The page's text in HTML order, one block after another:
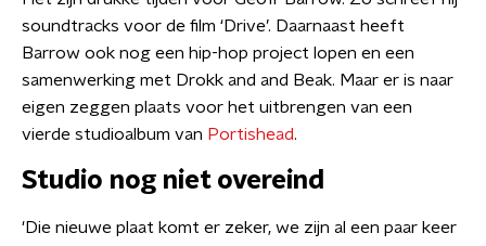
soundtracks voor de film ‘Drive’. Daarnaast heeft
Barrow ook nog een hip-hop project lopen en een
samenwerking met Drokk and and Beak. Maar er is naar
eigen zeggen plaats voor het uitbrengen van een
vierde studioalbum van Portishead.
Studio nog niet overeind
'Die nieuwe plaat komt er zeker, we zijn al een paar keer